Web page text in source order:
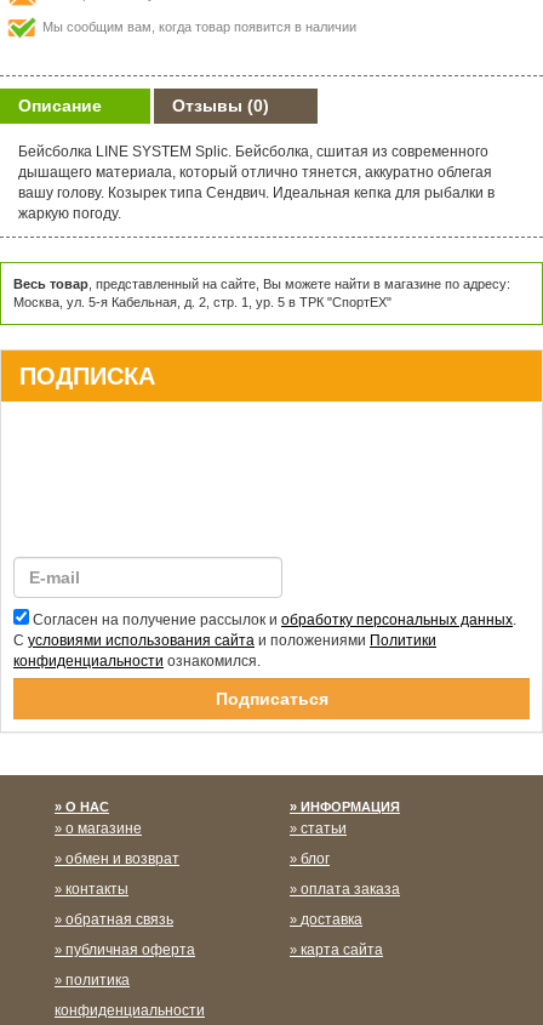
Мы сообщим вам, когда товар появится в наличии
Описание Отзывы (0)
Бейсболка LINE SYSTEM Splic. Бейсболка, сшитая из современного
дышащего материала, который отлично тянется, аккуратно облегая
вашу голову. Козырек типа Сендвич. Идеальная кепка для рыбалки в
жаркую погоду.
Весь товар , представленный на сайте, Вы можете найти в магазине по адресу:
Москва, ул. 5-я Кабельная, д. 2, стр. 1, ур. 5 в ТРК "СпортЕХ"
ПОДПИСКА
Согласен на получение рассылок и обработку персональных данных
С условиями использования сайта и положениями Политики
конфиденциальности ознакомился.
О НАС
о магазине
обмен и возврат
контакты
обратная связь
публичная оферта
политика
конфиденциальности
ИНФОРМАЦИЯ
статьи
блог
оплата заказа
доставка
карта сайта